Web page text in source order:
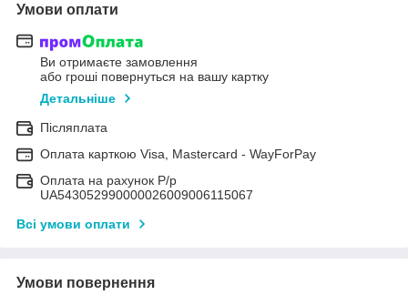
Умови оплати
Ви отримаєте замовлення
або гроші повернуться на вашу картку
Детальніше
Післяплата
Оплата карткою Visa, Mastercard - WayForPay
Оплата на рахунок Р/р
UA543052990000026009006115067
Всі умови оплати
Умови повернення